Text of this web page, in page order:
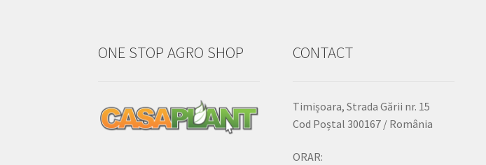
ONE STOP AGRO SHOP CONTACT
Timișoara, Strada Gării nr. 15
Cod Poștal 300167 / România
ORAR: